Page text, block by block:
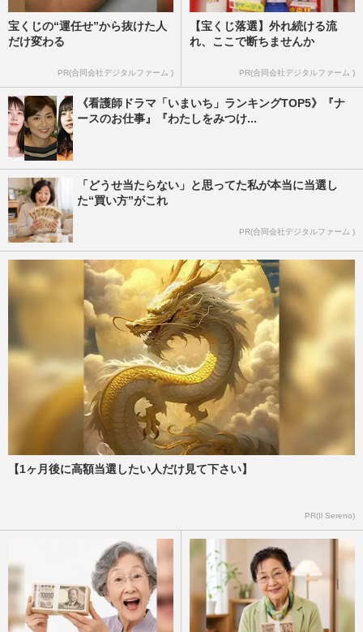
宝くじの“運任せ”から抜けた人
だけ変わる
PR(合同会社デジタルファーム )
【宝くじ落選】外れ続ける流
れ、ここで断ちませんか
PR(合同会社デジタルファーム )
《看護師ドラマ「いまいち」ランキングTOP5》『ナ
ースのお仕事』『わたしをみつけ...
「どうせ当たらない」と思ってた私が本当に当選し
た“買い方”がこれ
PR(合同会社デジタルファーム )
【1ヶ月後に高額当選したい人だけ見て下さい】
PR(Il Sereno)